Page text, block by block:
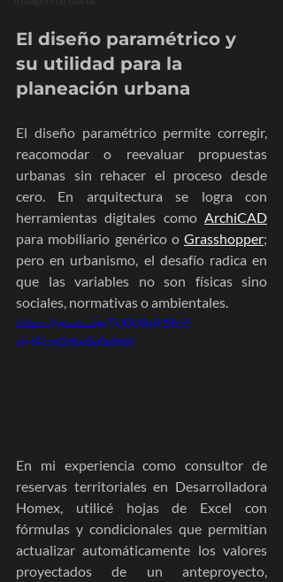
El diseño paramétrico y
su utilidad para la
planeación urbana
El diseño paramétrico permite corregir,
reacomodar o reevaluar propuestas
urbanas sin rehacer el proceso desde
cero. En arquitectura se logra con
herramientas digitales como ArchiCAD
para mobiliario genérico o Grasshopper;
pero en urbanismo, el desafío radica en
que las variables no son físicas sino
sociales, normativas o ambientales.
https://youtu.be/TU0U8xR1RcI?
si=lFcm0JfwSv0olhbI
En mi experiencia como consultor de
reservas territoriales en Desarrolladora
Homex, utilicé hojas de Excel con
fórmulas y condicionales que permitían
actualizar automáticamente los valores
proyectados de un anteproyecto,